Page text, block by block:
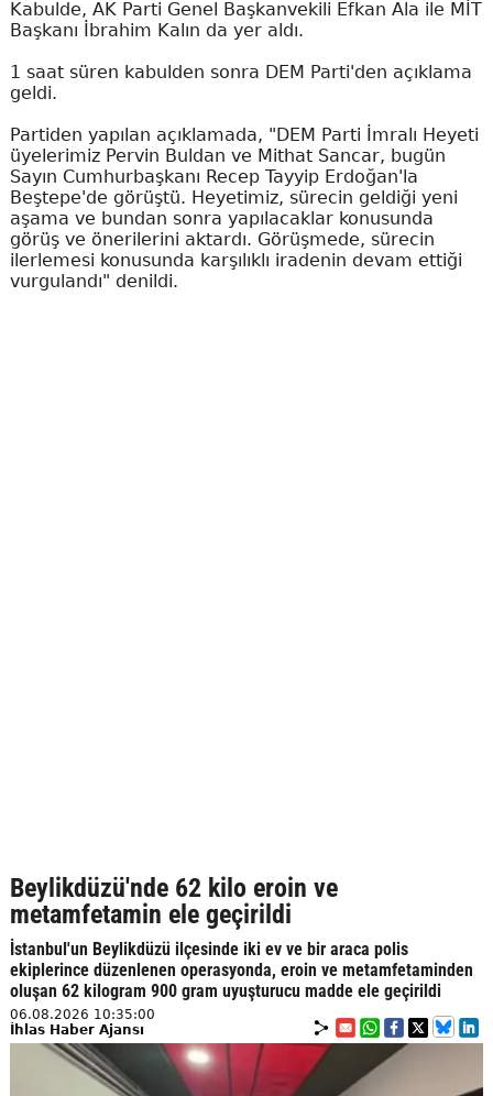
Kabulde, AK Parti Genel Başkanvekili Efkan Ala ile MİT
Başkanı İbrahim Kalın da yer aldı.
1 saat süren kabulden sonra DEM Parti'den açıklama
geldi.
Partiden yapılan açıklamada, "DEM Parti İmralı Heyeti
üyelerimiz Pervin Buldan ve Mithat Sancar, bugün
Sayın Cumhurbaşkanı Recep Tayyip Erdoğan'la
Beştepe'de görüştü. Heyetimiz, sürecin geldiği yeni
aşama ve bundan sonra yapılacaklar konusunda
görüş ve önerilerini aktardı. Görüşmede, sürecin
ilerlemesi konusunda karşılıklı iradenin devam ettiği
vurgulandı" denildi.
Beylikdüzü'nde 62 kilo eroin ve
metamfetamin ele geçirildi
İstanbul'un Beylikdüzü ilçesinde iki ev ve bir araca polis
ekiplerince düzenlenen operasyonda, eroin ve metamfetaminden
oluşan 62 kilogram 900 gram uyuşturucu madde ele geçirildi
06.08.2026 10:35:00
İhlas Haber Ajansı